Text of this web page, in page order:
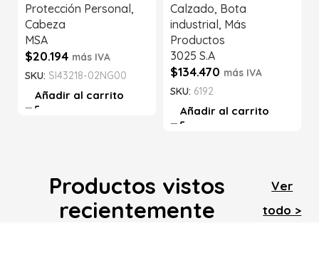
Protección Personal,
Cabeza
MSA
$20.194 más IVA
SKU: SI43218-02NG00
Añadir al carrito
Calzado, Bota
industrial, Más
Productos
3025 S.A
$134.470 más IVA
SKU: 6192
Añadir al carrito
Productos vistos
recientemente
Ver
todo >